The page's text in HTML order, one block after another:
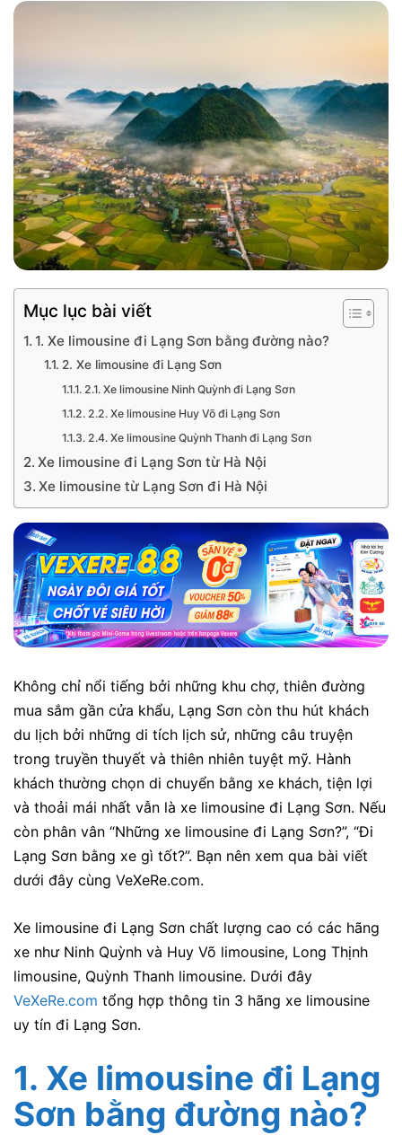
Mục lục bài viết
1. Xe limousine đi Lạng Sơn bằng đường nào?
2. Xe limousine đi Lạng Sơn
2.1. Xe limousine Ninh Quỳnh đi Lạng Sơn
2.2. Xe limousine Huy Võ đi Lạng Sơn
2.4. Xe limousine Quỳnh Thanh đi Lạng Sơn
Xe limousine đi Lạng Sơn từ Hà Nội
Xe limousine từ Lạng Sơn đi Hà Nội
Không chỉ nổi tiếng bởi những khu chợ, thiên đường
mua sắm gần cửa khẩu, Lạng Sơn còn thu hút khách
du lịch bởi những di tích lịch sử, những câu truyện
trong truyền thuyết và thiên nhiên tuyệt mỹ. Hành
khách thường chọn di chuyển bằng xe khách, tiện lợi
và thoải mái nhất vẫn là xe limousine đi Lạng Sơn. Nếu
còn phân vân “Những xe limousine đi Lạng Sơn?”, “Đi
Lạng Sơn bằng xe gì tốt?”. Bạn nên xem qua bài viết
dưới đây cùng VeXeRe.com.
Xe limousine đi Lạng Sơn chất lượng cao có các hãng
xe như Ninh Quỳnh và Huy Võ limousine, Long Thịnh
limousine, Quỳnh Thanh limousine. Dưới đây
VeXeRe.com tổng hợp thông tin 3 hãng xe limousine
uy tín đi Lạng Sơn.
1. Xe limousine đi Lạng
Sơn bằng đường nào?